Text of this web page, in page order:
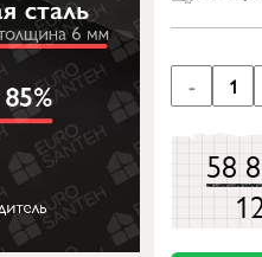
- 1
58